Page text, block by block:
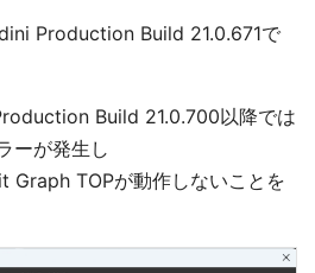
Production Build 21.0.671で
Build 21.0.700以降では
ーが発生し
Graph TOPが動作しないことを